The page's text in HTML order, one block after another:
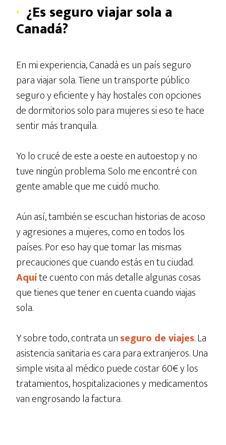
· ¿Es seguro viajar sola a
Canadá?
En mi experiencia, Canadá es un país seguro
para viajar sola. Tiene un transporte público
seguro y eficiente y hay hostales con opciones
de dormitorios solo para mujeres si eso te hace
sentir más tranquila.
Yo lo crucé de este a oeste en autoestop y no
tuve ningún problema. Solo me encontré con
gente amable que me cuidó mucho.
Aún así, también se escuchan historias de acoso
y agresiones a mujeres, como en todos los
países. Por eso hay que tomar las mismas
precauciones que cuando estás en tu ciudad.
Aquíte cuento con más detalle algunas cosas
que tienes que tener en cuenta cuando viajas
sola.
Y sobre todo, contrata unseguro de viajes. La
asistencia sanitaria es cara para extranjeros. Una
simple visita al médico puede costar 60€ y los
tratamientos, hospitalizaciones y medicamentos
van engrosando la factura.